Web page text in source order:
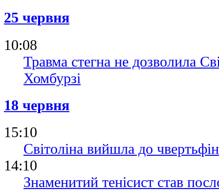
25 червня
10:08
Травма стегна не дозволила
Хомбурзі
18 червня
15:10
Світоліна вийшла до
14:10
Знаменитий тенісист став